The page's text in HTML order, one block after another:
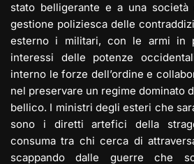
stato belligerante e a una
gestione poliziesca delle
esterno i militari, con le armi in
interessi delle potenze
interno le forze dell’ordine e
nel preservare un regime dominato
bellico. I ministri degli esteri che
sono i diretti artefici della
consuma tra chi cerca di
scappando dalle guerre che